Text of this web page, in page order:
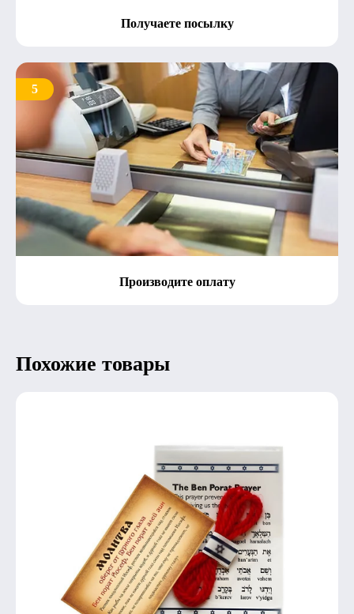
Получаете посылку
5
Производите оплату
Похожие товары